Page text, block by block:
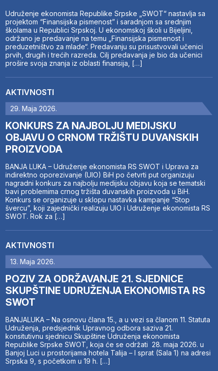
Udruženje ekonomista Republike Srpske „SWOT“ nastavlja sa
projektom “Finansijska pismenost” i saradnjom sa srednjim
školama u Republici Srpskoj. U ekonomskoj školi u Bijeljini,
održano je predavanje na temu „Finansijska pismenost i
preduzetništvo za mlade“. Predavanju su prisustvovali učenici
prvih, drugih i trećih razreda. Cilj predavanja je bio da učenici
prošire svoja znanja iz oblasti finansija, […]
AKTIVNOSTI
29. Maja 2026.
KONKURS ZA NAJBOLJU MEDIJSKU
OBJAVU O CRNOM TRŽIŠTU DUVANSKIH
PROIZVODA
BANJA LUKA – Udruženje ekonomista RS SWOT i Uprava za
indirektno oporezivanje (UIO) BiH po četvrti put organizuju
nagradni konkurs za najbolju medijsku objavu koja se tematski
bavi problemima crnog tržišta duvanskih proizvoda u BiH.
Konkurs se organizuje u sklopu nastavka kampanje “Stop
švercu”, koji zajednički realizuju UIO i Udruženje ekonomista RS
SWOT. Rok za […]
AKTIVNOSTI
13. Maja 2026.
POZIV ZA ODRŽAVANJE 21. SJEDNICE
SKUPŠTINE UDRUŽENJA EKONOMISTA RS
SWOT
BANJALUKA – Na osnovu člana 15., a u vezi sa članom 11. Statuta
Udruženja, predsjednik Upravnog odbora saziva 21.
konsitutivnu sjednicu Skupštine Udruženja ekonomista
Republike Srpske SWOT, koja će se održati 28. maja 2026. u
Banjoj Luci u prostorijama hotela Talija – I sprat (Sala 1) na adresi
Srpska 9, s početkom u 19 h. […]